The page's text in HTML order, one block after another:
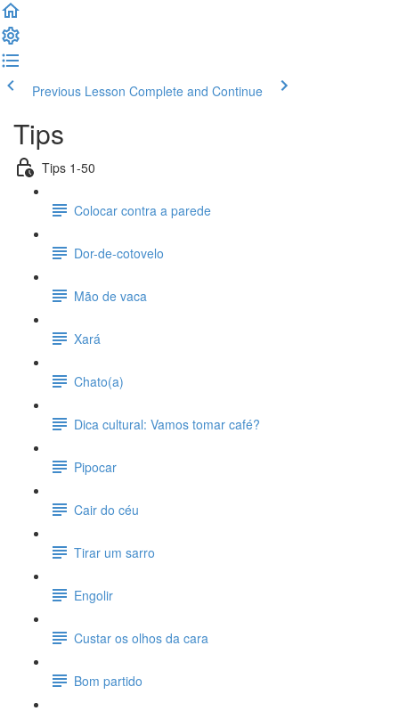
Previous Lesson Complete and Continue
Tips
Tips 1-50
Colocar contra a parede
Dor-de-cotovelo
Mão de vaca
Xará
Chato(a)
Dica cultural: Vamos tomar café?
Pipocar
Cair do céu
Tirar um sarro
Engolir
Custar os olhos da cara
Bom partido